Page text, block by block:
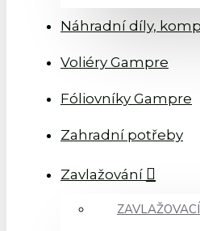
Náhradní díly,
Voliéry Gampre
Fóliovníky Gampre
Zahradní potřeby
Zavlažování